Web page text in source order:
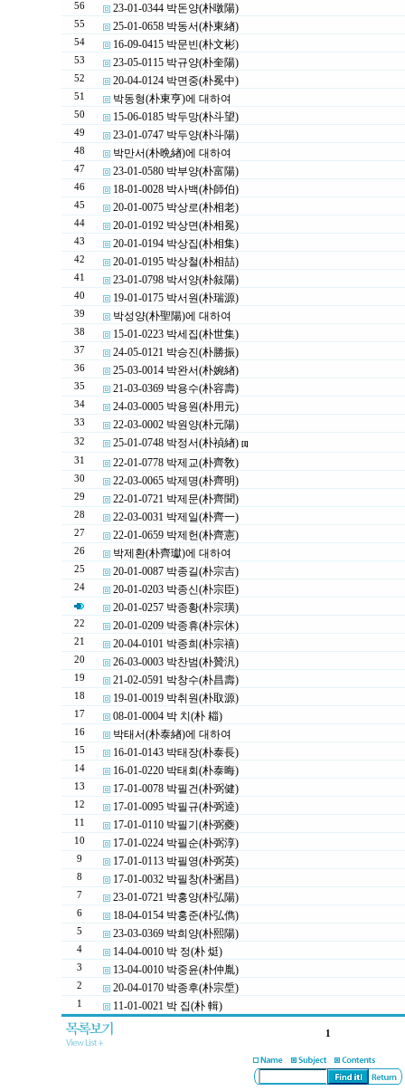
56 23-01-0344 박돈양(朴暾陽)
55 25-01-0658 박동서(朴東緖)
54 16-09-0415 박문빈(朴文彬)
53 23-05-0115 박규양(朴奎陽)
52 20-04-0124 박면중(朴冕中)
51 박동형(朴東亨)에 대하여
50 15-06-0185 박두망(朴斗望)
49 23-01-0747 박두양(朴斗陽)
48 박만서(朴晩緖)에 대하여
47 23-01-0580 박부양(朴富陽)
46 18-01-0028 박사백(朴師伯)
45 20-01-0075 박상로(朴相老)
44 20-01-0192 박상면(朴相冕)
43 20-01-0194 박상집(朴相集)
42 20-01-0195 박상철(朴相喆)
41 23-01-0798 박서양(朴敍陽)
40 19-01-0175 박서원(朴瑞源)
39 박성양(朴聖陽)에 대하여
38 15-01-0223 박세집(朴世集)
37 24-05-0121 박승진(朴勝振)
36 25-03-0014 박완서(朴婉緖)
35 21-03-0369 박용수(朴容壽)
34 24-03-0005 박용원(朴用元)
33 22-03-0002 박원양(朴元陽)
32 25-01-0748 박정서(朴禎緖) [1]
31 22-01-0778 박제교(朴齊敎)
30 22-03-0065 박제명(朴齊明)
29 22-01-0721 박제문(朴齊聞)
28 22-03-0031 박제일(朴齊一)
27 22-01-0659 박제헌(朴齊憲)
26 박제환(朴齊瓛)에 대하여
25 20-01-0087 박종길(朴宗吉)
24
20-01-0203 박종신(朴宗臣)
20-01-0257 박종황(朴宗璜)
22 20-01-0209 박종휴(朴宗休)
21 20-04-0101 박종희(朴宗禧)
20 26-03-0003 박찬범(朴贊汎)
19 21-02-0591 박창수(朴昌壽)
18 19-01-0019 박취원(朴取源)
17 08-01-0004 박 치(朴 䎩)
16 박태서(朴泰緖)에 대하여
15 16-01-0143 박태장(朴泰長)
14 16-01-0220 박태회(朴泰晦)
13 17-01-0078 박필건(朴弼健)
12 17-01-0095 박필규(朴弼逵)
11 17-01-0110 박필기(朴弼夔)
10 17-01-0224 박필순(朴弼淳)
9 17-01-0113 박필영(朴弼英)
8 17-01-0032 박필창(朴弻昌)
7 23-01-0721 박홍양(朴弘陽)
6 18-04-0154 박홍준(朴弘儁)
5 23-03-0369 박희양(朴熙陽)
4 14-04-0010 박 정(朴 烶)
3 13-04-0010 박중윤(朴仲胤)
2 20-04-0170 박종후(朴宗垕)
1 11-01-0021 박 집(朴 輯)
1